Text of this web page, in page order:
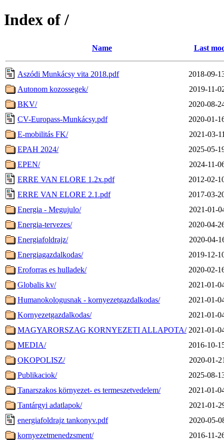
Index of /
Name Last
Aszódi Munkácsy vita 2018.pdf
2018-09-
Autonom kozossegek/
2019-11-
BKV/
2020-08-
CV-Europass-Munkácsy.pdf
2020-01-
E-mobilitás FK/
2021-03-
EPAH 2024/
2025-05-
EPEN/
2024-11-
ERRE VAN ELORE 1.2x.pdf
2012-02-
ERRE VAN ELORE 2.1.pdf
2017-03-
Energia - Megujulo/
2021-01-
Energia-tervezes/
2020-04-
Energiafoldrajz/
2020-04-
Energiagazdalkodas/
2019-12-
Eroforras es hulladek/
2020-02-
Globalis kv/
2021-01-
Humanokologusnak - kornyezetgazdalkodas/
2021-01-
Kornyezetgazdalkodas/
2021-01-
MAGYARORSZAG KORNYEZETI ALLAPOTA/ 2021-01-
MEDIA/
2016-10-
OKOPOLISZ/
2020-01-
Publikaciok/
2025-08-
Tanarszakos környezet- es termeszetvedelem/
2021-01-
Tantárgyi adatlapok/
2021-01-
energiafoldrajz tankonyv.pdf
2020-05-
kornyezetmenedzsment/
2016-11-